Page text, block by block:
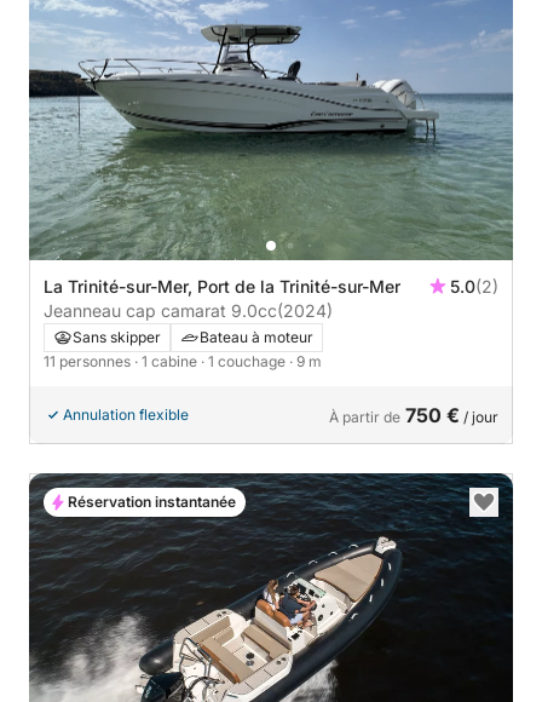
La Trinité-sur-Mer, Port de la Trinité-sur-Mer 5.0(2)
Jeanneau cap camarat 9.0cc(2024)
Sans skipper
Bateau à moteur
11 personnes · 1 cabine · 1 couchage · 9 m
Annulation flexible À partir de 750 € / jour
Réservation instantanée